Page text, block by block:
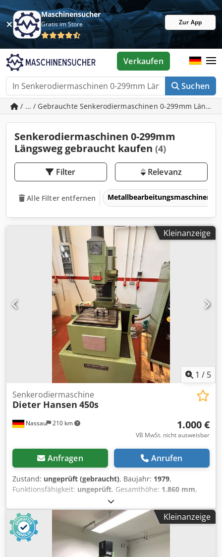
Maschinensucher
Gratis im Store Zur App
Suchen
Verkaufen
/ ... / Gebrauchte Senkerodiermaschinen 0-299mm
Senkerodiermaschinen 0-299mm
Längsweg gebraucht kaufen (4)
Filter Relevanz
Alle Filter entfernen Metallbearbeitungsmaschinen
Kleinanzeige
1 / 5
Nassau 210 km
Senkerodiermaschine
Dieter Hansen 450s
1.000 €
VB MwSt. nicht ausweisbar
Anfragen Anrufen
Zustand: ungeprüft (gebraucht), Baujahr: 1979,
Funktionsfähigkeit: ungeprüft, Gesamthöhe: 1.860 mm,
, Gesamtlänge:
Gesamtgewicht:1.400 kg, Verkauft wird eine gebrauchte
Maschine aus einer Standort Auflösung Verkauf unter
Ausschluss jeglicher Sachmängelhaftung Djdpfx
Akezrfawerjck Maschine ungeprüft war bis zum Schluss
einsatzbereit
Kleinanzeige